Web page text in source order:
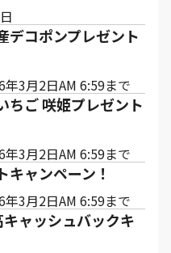
デコポンプレゼント
3月2日AM 6:59まで
ちご 咲姫プレゼント
3月2日AM 6:59まで
ャンペーン！
3月2日AM 6:59まで
ャッシュバックキ